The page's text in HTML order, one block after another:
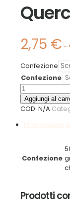
2,75 € -
Confezione
Confezione
Quercia
quantità
Aggiungi al
COD: N/A
Informazioni
Confezione
Prodotti